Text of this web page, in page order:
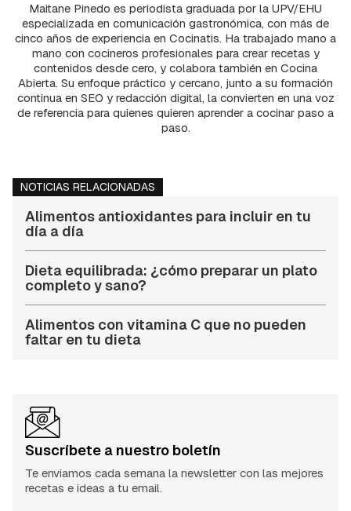
Maitane Pinedo es periodista graduada por la UPV/EHU
especializada en comunicación gastronómica, con más de
cinco años de experiencia en Cocinatis. Ha trabajado mano a
mano con cocineros profesionales para crear recetas y
contenidos desde cero, y colabora también en Cocina
Abierta. Su enfoque práctico y cercano, junto a su formación
continua en SEO y redacción digital, la convierten en una voz
de referencia para quienes quieren aprender a cocinar paso a
paso.
NOTICIAS RELACIONADAS
Alimentos antioxidantes para incluir en tu
día a día
Dieta equilibrada: ¿cómo preparar un plato
completo y sano?
Alimentos con vitamina C que no pueden
faltar en tu dieta
Suscríbete a nuestro boletín
Te enviamos cada semana la newsletter con las mejores
recetas e ideas a tu email.